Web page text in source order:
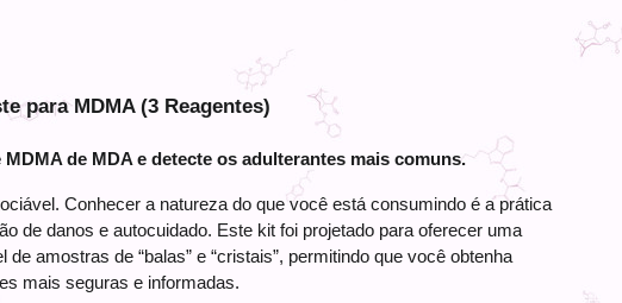
para MDMA (3 Reagentes)
de MDA e detecte os adulterantes mais comuns.
Conhecer a natureza do que você está consumindo é a prática
de danos e autocuidado. Este kit foi projetado para oferecer uma
amostras de “balas” e “cristais”, permitindo que você obtenha
mais seguras e informadas.